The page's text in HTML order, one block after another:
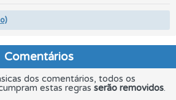
Comentários
dos comentários, todos os
estas regras serão removidos.